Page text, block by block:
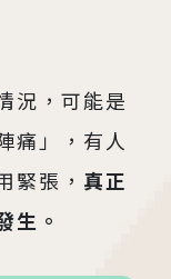
況，可能是
痛」，有人
緊張， 真正
生。